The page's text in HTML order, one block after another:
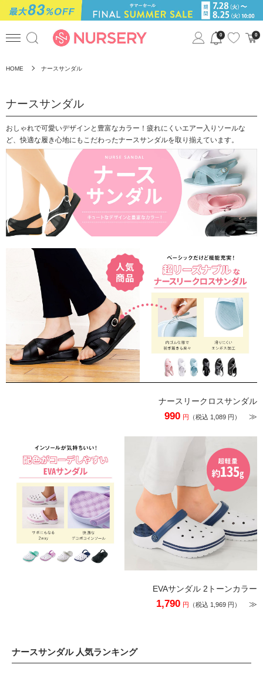
0 0
HOME ナースサンダル
ナースサンダル
おしゃれで可愛いデザインと豊富なカラー！疲れにくいエアー入りソールな
ど、快適な履き心地にもこだわったナースサンダルを取り揃えています。
ナースリークロスサンダル
990 円 （税込 1,089 円） ≫
EVAサンダル 2トーンカラー
1,790 円 （税込 1,969 円） ≫
ナースサンダル 人気ランキング